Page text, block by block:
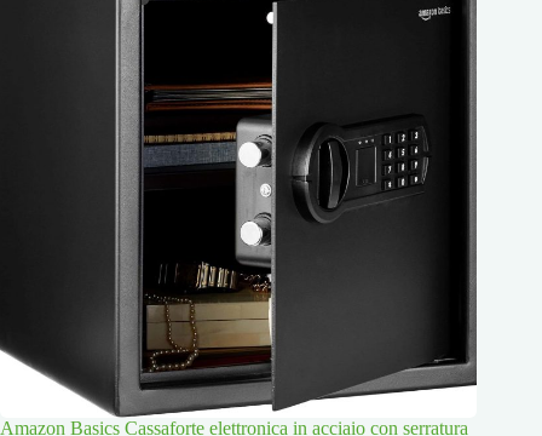
Amazon Basics Cassaforte elettronica in acciaio con serratura